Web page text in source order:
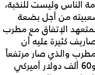
الناس وليست للنخبة،
من أجل بضعة
الإتفاق مع مطرب
كثيرة عليه أن
والذي صار مرتفعاً
في شكل مبالغ فيه ولا يقلّ عن 50 و60 ألف دولار أميركي